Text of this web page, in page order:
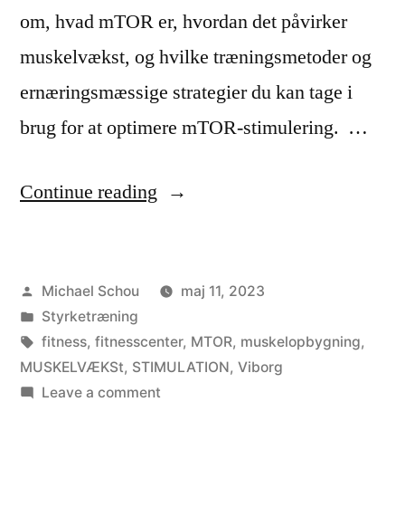
om, hvad mTOR er, hvordan det påvirker
muskelvækst, og hvilke træningsmetoder og
ernæringsmæssige strategier du kan tage i
brug for at optimere mTOR-stimulering. …
Continue reading
Michael Schou
maj 11, 2023
Styrketræning
fitness, fitnesscenter, MTOR, muskelopbygning,
MUSKELVÆKSt, STIMULATION​, Viborg
Leave a comment